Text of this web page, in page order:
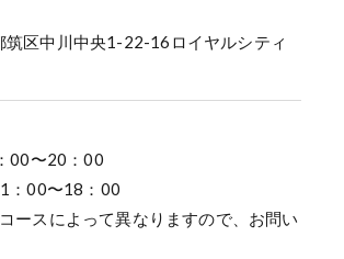
筑区中川中央1-22-16ロイヤルシティ
00〜20：00
：00〜18：00
ースによって異なりますので、お問い